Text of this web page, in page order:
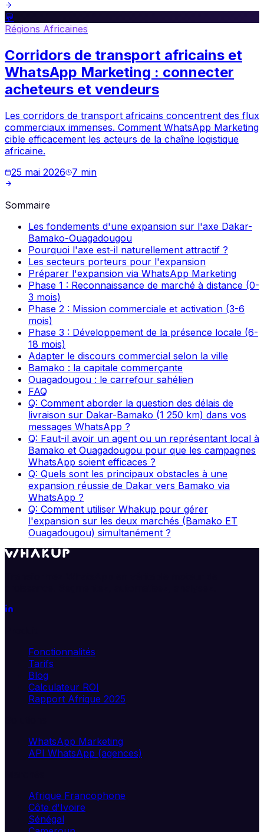
💬
Régions Africaines
Corridors de transport africains et
WhatsApp Marketing : connecter
acheteurs et vendeurs
Les corridors de transport africains concentrent des flux
commerciaux immenses. Comment WhatsApp Marketing
cible efficacement les acteurs de la chaîne logistique
africaine.
25 mai 2026
7 min
Sommaire
Les fondements d'une expansion sur l'axe Dakar-
Bamako-Ouagadougou
Pourquoi l'axe est-il naturellement attractif ?
Les secteurs porteurs pour l'expansion
Préparer l'expansion via WhatsApp Marketing
Phase 1 : Reconnaissance de marché à distance (0-
3 mois)
Phase 2 : Mission commerciale et activation (3-6
mois)
Phase 3 : Développement de la présence locale (6-
18 mois)
Adapter le discours commercial selon la ville
Bamako : la capitale commerçante
Ouagadougou : le carrefour sahélien
FAQ
Q: Comment aborder la question des délais de
livraison sur Dakar-Bamako (1 250 km) dans vos
messages WhatsApp ?
Q: Faut-il avoir un agent ou un représentant local à
Bamako et Ouagadougou pour que les campagnes
WhatsApp soient efficaces ?
Q: Quels sont les principaux obstacles à une
expansion réussie de Dakar vers Bamako via
WhatsApp ?
Q: Comment utiliser Whakup pour gérer
l'expansion sur les deux marchés (Bamako ET
Ouagadougou) simultanément ?
Fonctionnalités
Tarifs
Blog
Calculateur ROI
Rapport Afrique 2025
WhatsApp Marketing
API WhatsApp (agences)
Afrique Francophone
Côte d'Ivoire
Sénégal